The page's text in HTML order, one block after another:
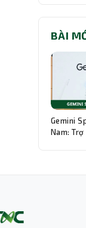
BÀI
Gemini
Nam: Trợ